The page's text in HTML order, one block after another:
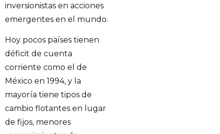
inversionistas en acciones
emergentes en el mundo.
Hoy pocos países tienen
déficit de cuenta
corriente como el de
México en 1994, y la
mayoría tiene tipos de
cambio flotantes en lugar
de fijos, menores